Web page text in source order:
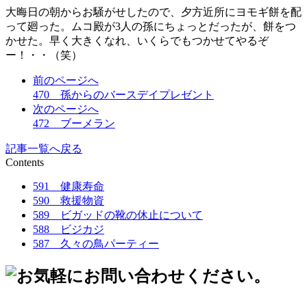
大晦日の朝からお騒がせしたので、夕方近所にヨモギ餅を配
って廻った。ムコ殿が3人の孫にちょっとだったが、餅をつ
かせた。早く大きくなれ、いくらでもつかせてやるぞ
ー！・・（笑）
前のページへ
470 孫からのバースデイプレゼント
次のページへ
472 ブーメラン
記事一覧へ戻る
Contents
591 健康寿命
590 救援物資
589 ビガッドの靴の休止について
588 ビジカジ
587 久々の鳥パーティー